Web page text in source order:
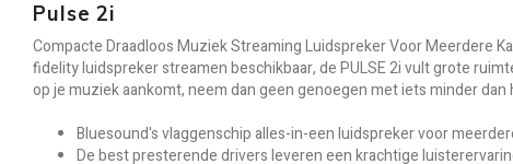
Pulse 2i
Compacte Draadloos Muziek Streaming Luidspreker Voor Meerdere
fidelity luidspreker streamen beschikbaar, de PULSE 2i vult grote
op je muziek aankomt, neem dan geen genoegen met iets minder dan
Bluesound's vlaggenschip alles-in-een luidspreker voor
De best presterende drivers leveren een krachtige